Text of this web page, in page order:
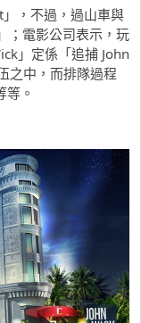
，不過，過山車與
；電影公司表示，玩
」定係「追捕 John
之中，而排隊過程
。